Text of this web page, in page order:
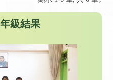
級結果